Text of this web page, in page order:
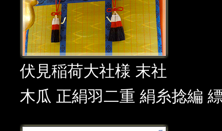
伏見稲荷大社様 末社
木瓜 正絹羽二重 絹糸捻編